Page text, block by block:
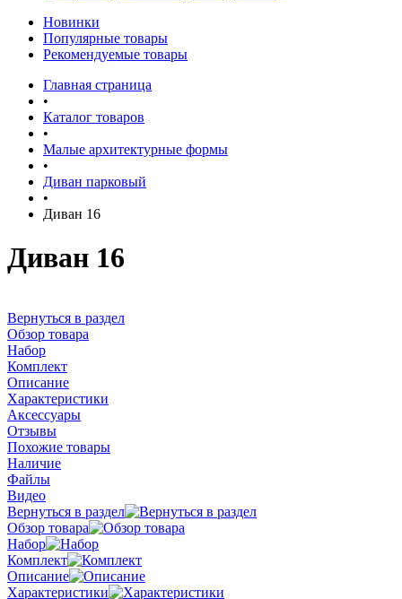
Новинки
Популярные товары
Рекомендуемые товары
Главная страница
•
Каталог товаров
•
Малые архитектурные формы
•
Диван парковый
•
Диван 16
Диван 16
Вернуться в раздел
Обзор товара
Набор
Комплект
Описание
Характеристики
Аксессуары
Отзывы
Похожие товары
Наличие
Файлы
Видео
Вернуться в раздел
Обзор товара
Набор
Комплект
Описание
Характеристики